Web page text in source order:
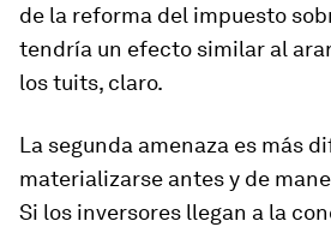
de la reforma del impuesto
tendría un efecto similar al
los tuits, claro.
La segunda amenaza es más
materializarse antes y de
Si los inversores llegan a la